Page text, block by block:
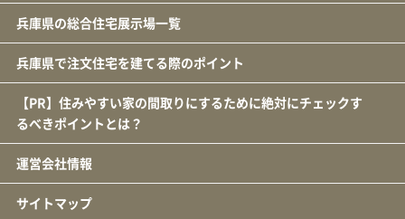
兵庫県の総合住宅展示場一覧
兵庫県で注文住宅を建てる際のポイント
【PR】住みやすい家の間取りにするために絶対にチェックす
るべきポイントとは？
運営会社情報
サイトマップ